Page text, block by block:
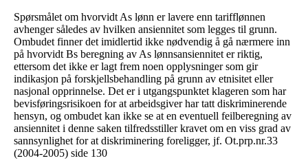
Spørsmålet om hvorvidt As lønn er lavere enn tarifflønnen
avhenger således av hvilken ansiennitet som legges til grunn.
Ombudet finner det imidlertid ikke nødvendig å gå nærmere inn
på hvorvidt Bs beregning av As lønnsansiennitet er riktig,
ettersom det ikke er lagt frem noen opplysninger som gir
indikasjon på forskjellsbehandling på grunn av etnisitet eller
nasjonal opprinnelse. Det er i utgangspunktet klageren som har
bevisføringsrisikoen for at arbeidsgiver har tatt diskriminerende
hensyn, og ombudet kan ikke se at en eventuell feilberegning av
ansiennitet i denne saken tilfredsstiller kravet om en viss grad av
sannsynlighet for at diskriminering foreligger, jf. Ot.prp.nr.33
(2004-2005) side 130